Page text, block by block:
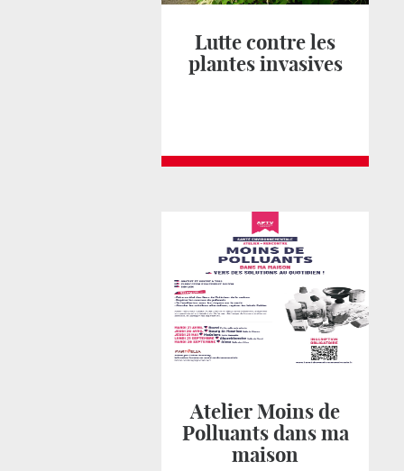
Lutte contre les
plantes invasives
Atelier Moins de
Polluants dans ma
maison